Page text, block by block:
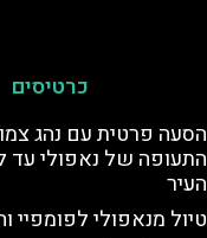
כרטיסים
הסעה פרטית עם נהג
התעופה של נאפולי עד
העיר
טיול מנאפולי לפומפיי